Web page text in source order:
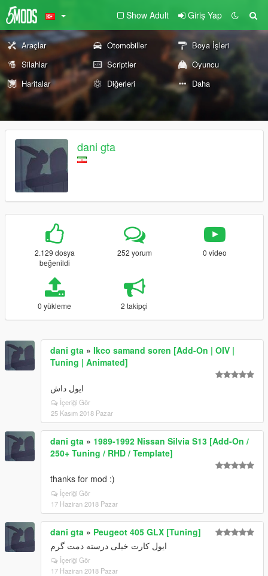
Show Adult Giriş Yap
Araçlar Otomobiller
Boya İşleri
Silahlar
Scriptler
Oyuncu
Haritalar
Diğerleri Daha
dani gta
2.129 dosya
beğenildi
252 yorum 0 video
0 yükleme 2 takipçi
dani gta » Ikco samand soren [Add-On | OIV |
Tuning | Animated]
ایول داش
İçeriği Gör
25 Kasım 2018 Pazar
dani gta » 1989-1992 Nissan Silvia S13 [Add-On /
250+ Tuning / RHD / Template]
thanks for mod :)
İçeriği Gör
17 Haziran 2018 Pazar
dani gta » Peugeot 405 GLX [Tuning]
ایول کارت خیلی درسته دمت گرم
İçeriği Gör
17 Haziran 2018 Pazar